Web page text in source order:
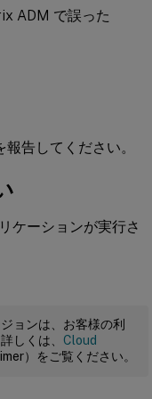
ADM で誤った
告してください。
ケーションが実行さ
ョンは、お客様の利
しくは、 Cloud
）をご覧ください。